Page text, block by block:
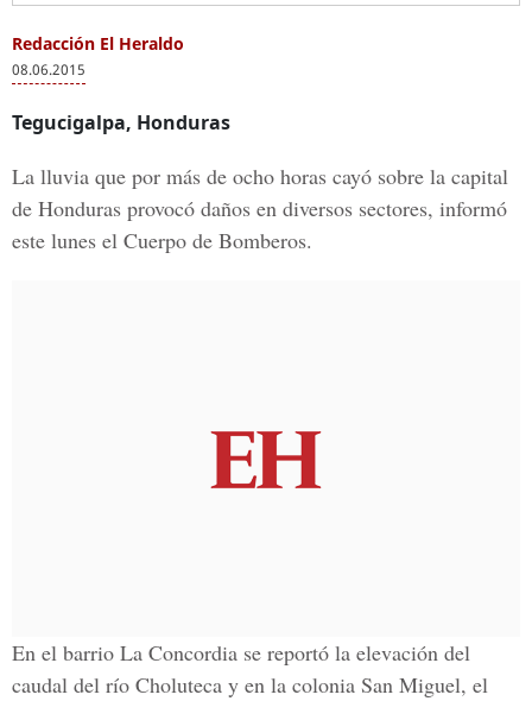
Redacción El Heraldo
08.06.2015
Tegucigalpa, Honduras
La lluvia que por más de ocho horas cayó sobre la capital
de Honduras provocó daños en diversos sectores, informó
este lunes el Cuerpo de Bomberos.
En el barrio La Concordia se reportó la elevación del
caudal del río Choluteca y en la colonia San Miguel, el